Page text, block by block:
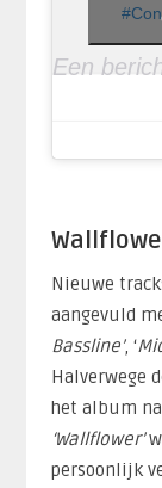
Nieuwe
aangevuld
Bassline’, ‘
Halverwege
het album
‘Wallflower’
persoonlijk